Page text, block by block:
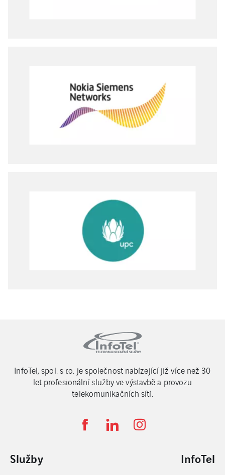
InfoTel, spol. s r.o. je společnost nabízející již více než 30
let profesionální služby ve výstavbě a provozu
telekomunikačních sítí.
Služby InfoTel